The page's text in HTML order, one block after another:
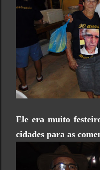
Ele era muito
cidades para as